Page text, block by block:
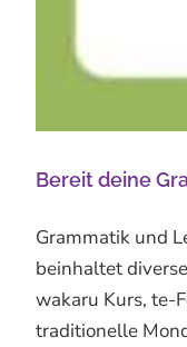
Bereit deine
Grammatik und
beinhaltet
wakaru Kurs, te-
traditionelle